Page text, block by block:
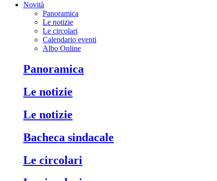
Novità
Panoramica
Le notizie
Le circolari
Calendario eventi
Albo Online
Panoramica
Le notizie
Le notizie
Bacheca sindacale
Le circolari